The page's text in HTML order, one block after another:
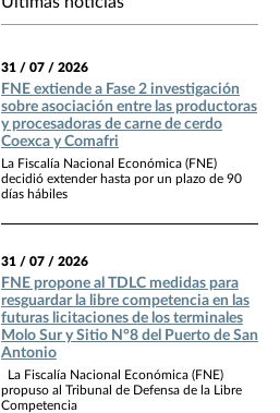
31 / 07 / 2026
FNE extiende a Fase 2 investigación
sobre asociación entre las productoras
y procesadoras de carne de cerdo
Coexca y Comafri
La Fiscalía Nacional Económica (FNE)
decidió extender hasta por un plazo de 90
días hábiles
31 / 07 / 2026
FNE propone al TDLC medidas para
resguardar la libre competencia en las
futuras licitaciones de los terminales
Molo Sur y Sitio N°8 del Puerto de San
Antonio
La Fiscalía Nacional Económica (FNE)
propuso al Tribunal de Defensa de la Libre
Competencia